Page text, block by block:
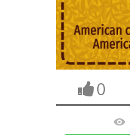
0